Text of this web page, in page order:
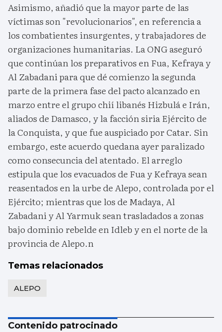
Asimismo, añadió que la mayor parte de las
víctimas son "revolucionarios", en referencia a
los combatientes insurgentes, y trabajadores de
organizaciones humanitarias. La ONG aseguró
que continúan los preparativos en Fua, Kefraya y
Al Zabadani para que dé comienzo la segunda
parte de la primera fase del pacto alcanzado en
marzo entre el grupo chií libanés Hizbulá e Irán,
aliados de Damasco, y la facción siria Ejército de
la Conquista, y que fue auspiciado por Catar. Sin
embargo, este acuerdo quedana ayer paralizado
como consecuncia del atentado. El arreglo
estipula que los evacuados de Fua y Kefraya sean
reasentados en la urbe de Alepo, controlada por el
Ejército; mientras que los de Madaya, Al
Zabadani y Al Yarmuk sean trasladados a zonas
bajo dominio rebelde en Idleb y en el norte de la
provincia de Alepo.n
Temas relacionados
ALEPO
Contenido patrocinado